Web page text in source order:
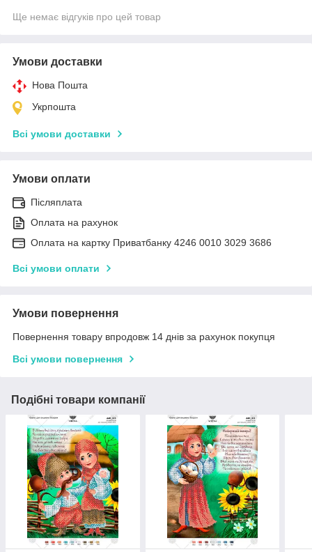
Ще немає відгуків про цей товар
Умови доставки
Нова Пошта
Укрпошта
Всі умови доставки
Умови оплати
Післяплата
Оплата на рахунок
Оплата на картку Приватбанку 4246 0010 3029 3686
Всі умови оплати
Умови повернення
Повернення товару впродовж 14 днів за рахунок покупця
Всі умови повернення
Подібні товари компанії